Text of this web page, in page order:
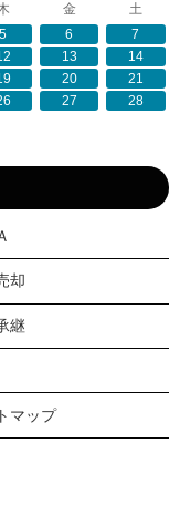
金
土
5 6
7
13
14
20
21
27
28
却
継
マップ